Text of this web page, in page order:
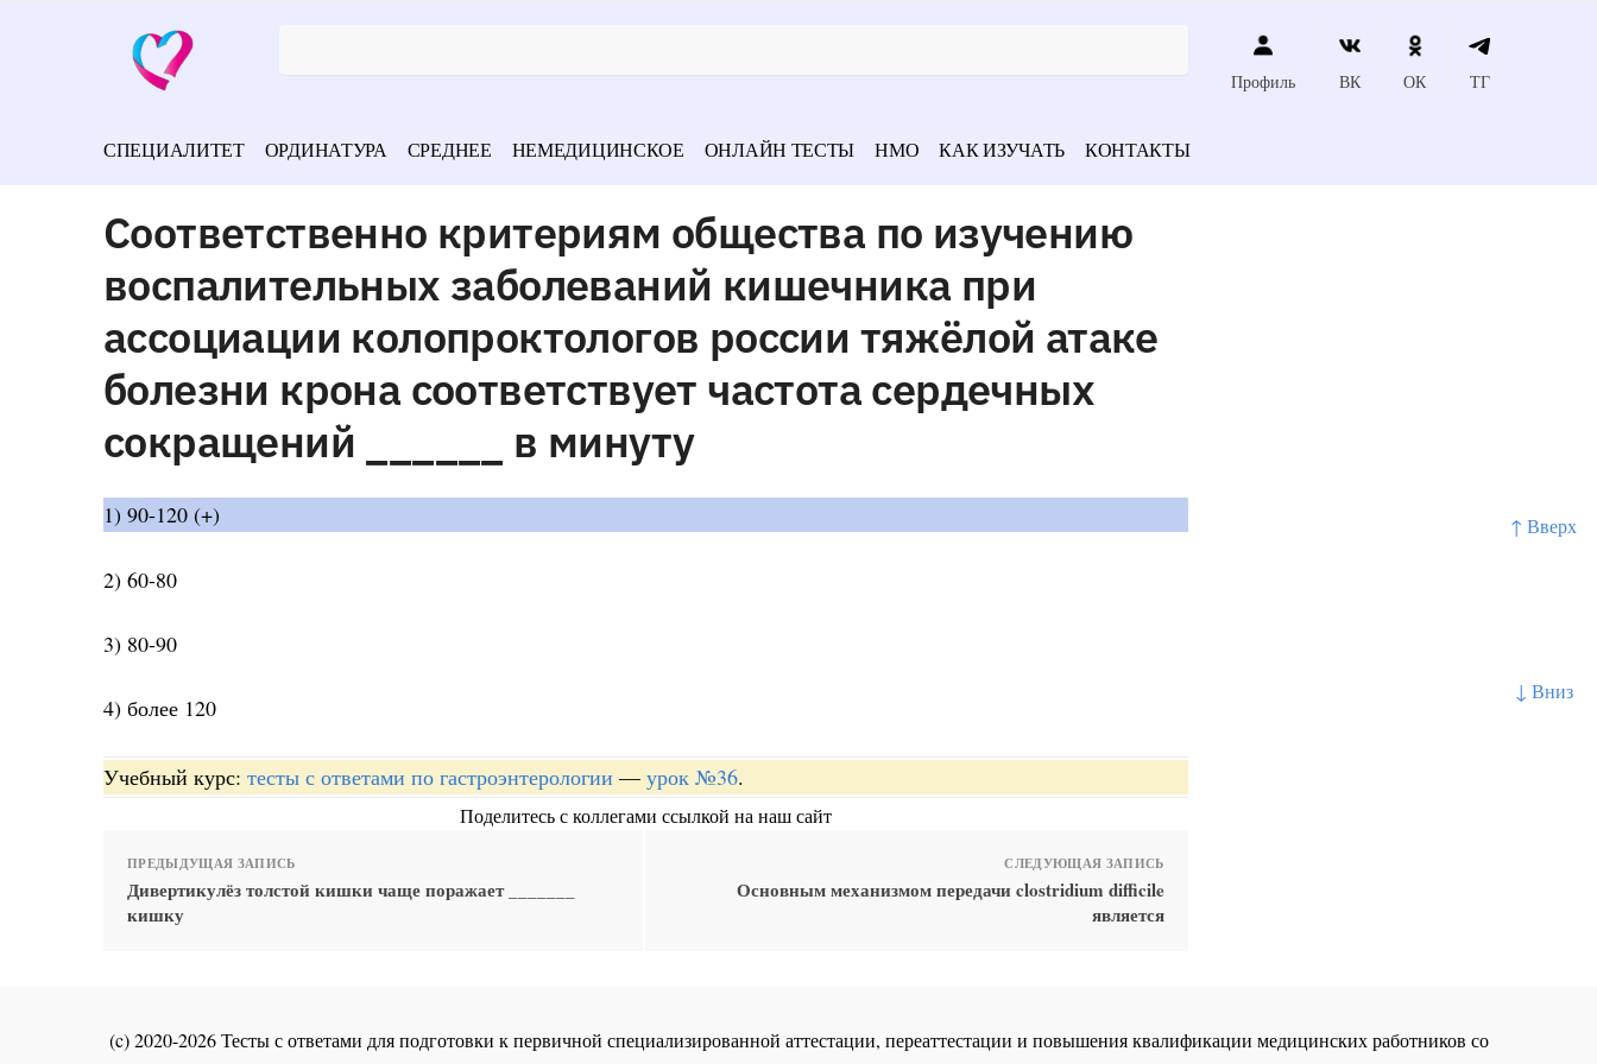
↑ Вверх
↓ Вниз
Профиль ВК ОК ТГ
СПЕЦИАЛИТЕТ ОРДИНАТУРА СРЕДНЕЕ НЕМЕДИЦИНСКОЕ ОНЛАЙН ТЕСТЫ НМО КАК ИЗУЧАТЬ КОНТАКТЫ
Соответственно критериям общества по изучению
воспалительных заболеваний кишечника при
ассоциации колопроктологов россии тяжёлой атаке
болезни крона соответствует частота сердечных
сокращений ______ в минуту
1) 90-120 (+)
2) 60-80
3) 80-90
4) более 120
Учебный курс: тесты с ответами по гастроэнтерологии — урок №36.
Поделитесь с коллегами ссылкой на наш сайт
ПРЕДЫДУЩАЯ ЗАПИСЬ
Дивертикулёз толстой кишки чаще поражает _______
кишку
СЛЕДУЮЩАЯ ЗАПИСЬ
Основным механизмом передачи clostridium difficile
является
(c) 2020-2026 Тесты с ответами для подготовки к первичной специализированной аттестации, переаттестации и повышения квалификации медицинских работников со